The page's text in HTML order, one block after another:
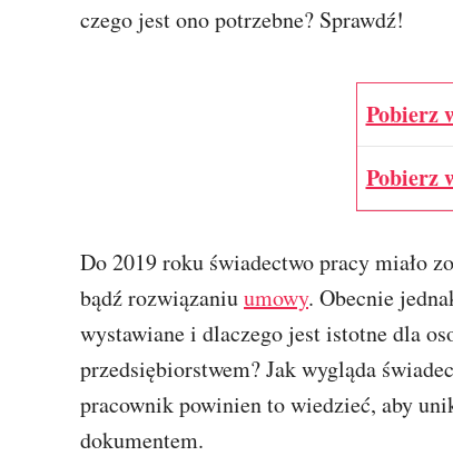
czego jest ono potrzebne? Sprawdź!
Pobierz
Pobierz
Do 2019 roku świadectwo pracy miało
bądź rozwiązaniuumowy. Obecnie
wystawiane i dlaczego jest istotne dla
przedsiębiorstwem? Jak wygląda
pracownik powinien to wiedzieć, aby
dokumentem.